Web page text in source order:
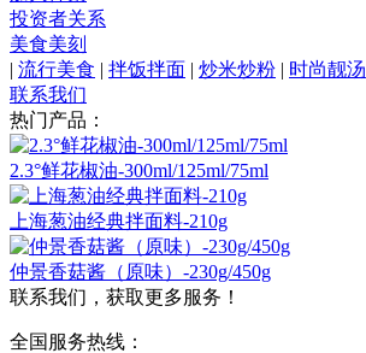
投资者关系
美食美刻
| 流行美食 | 拌饭拌面 | 炒米炒粉 | 时尚靓汤
联系我们
热门产品：
2.3°鲜花椒油-300ml/125ml/75ml
上海葱油经典拌面料-210g
仲景香菇酱（原味）-230g/450g
联系我们，获取更多服务！
全国服务热线：